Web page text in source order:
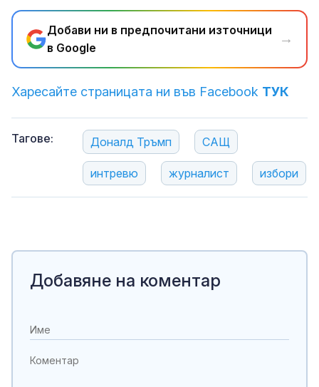
Добави ни в предпочитани източници
в Google
→
Харесайте страницата ни във Facebook ТУК
Тагове: Доналд Тръмп САЩ
интревю журналист избори
Добавяне на коментар